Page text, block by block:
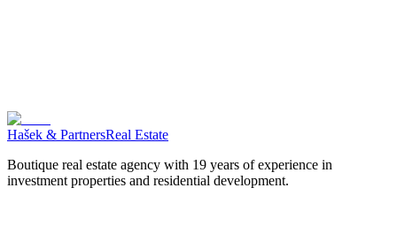
Hašek & PartnersReal Estate
Boutique real estate agency with 19 years of experience in
investment properties and residential development.